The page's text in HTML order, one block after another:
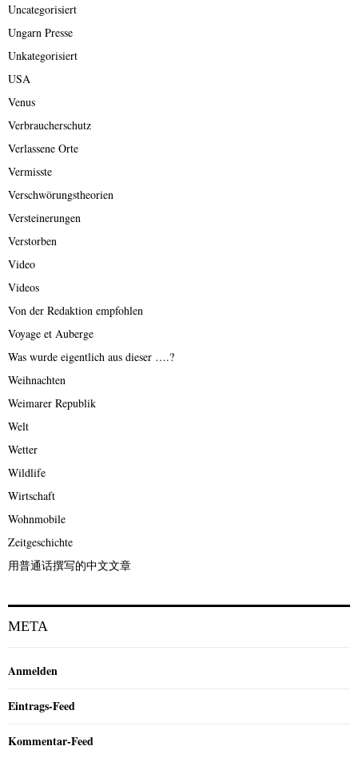
Uncategorisiert
Ungarn Presse
Unkategorisiert
USA
Venus
Verbraucherschutz
Verlassene Orte
Vermisste
Verschwörungstheorien
Versteinerungen
Verstorben
Video
Videos
Von der Redaktion empfohlen
Voyage et Auberge
Was wurde eigentlich aus dieser ….?
Weihnachten
Weimarer Republik
Welt
Wetter
Wildlife
Wirtschaft
Wohnmobile
Zeitgeschichte
用普通话撰写的中文文章
META
Anmelden
Eintrags-Feed
Kommentar-Feed